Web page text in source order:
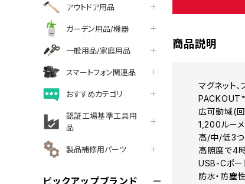
アウトドア用品
ガーデン用品/機器
一般用品/家庭用品
スマートフォン関連品
おすすめカテゴリ
認証工場基準工具用
品
製品補修用パーツ
ピックアップブランド
商品説明
マグネット
広可動域(
1,200ルー
高/中/低3つ
高照度で4
USB-Cポー
防水・防塵